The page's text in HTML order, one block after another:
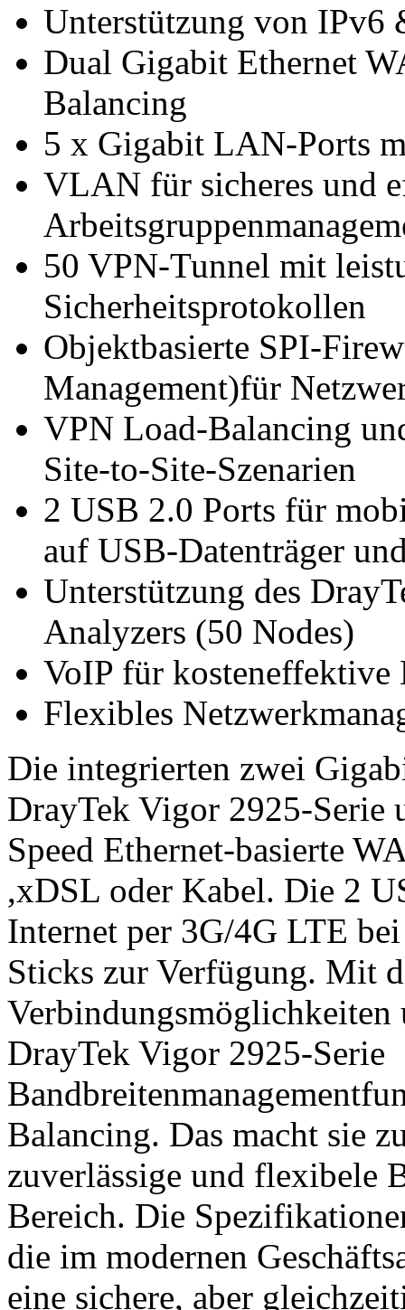
Unterstützung von IPv6
Dual Gigabit Ethernet
Balancing
5 x Gigabit LAN-Ports
VLAN für sicheres und
50 VPN-Tunnel mit
Sicherheitsprotokollen
Objektbasierte SPI-
Management)für
VPN Load-Balancing
Site-to-Site-Szenarien
2 USB 2.0 Ports für
auf USB-Datenträger
Unterstützung des
Analyzers (50 Nodes)
VoIP für
Flexibles
Die integrierten zwei
DrayTek Vigor 2925-Serie
Speed Ethernet-basierte
,xDSL oder Kabel. Die 2
Internet per 3G/4G LTE
Sticks zur Verfügung. Mit
Verbindungsmöglichkeiten
DrayTek Vigor 2925-Serie
Balancing. Das macht sie
zuverlässige und flexibele
Bereich. Die
die im modernen
eine sichere, aber